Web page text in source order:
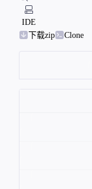
IDE
下载zip
Clone